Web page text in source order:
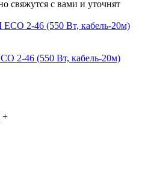
свяжутся с вами и уточнят
2-46 (550 Вт, кабель-20м)
+